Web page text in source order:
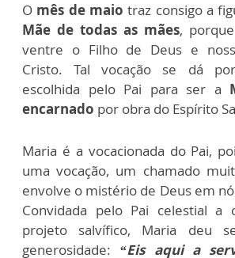
O mês de maio traz consigo a
Mãe de todas as mães,
ventre o Filho de Deus e
Cristo. Tal vocação se dá
escolhida pelo Pai para ser a
encarnado por obra do Espírito
Maria é a vocacionada do Pai,
uma vocação, um chamado
envolve o mistério de Deus em
Convidada pelo Pai celestial a
projeto salvífico, Maria deu
generosidade: “Eis aqui a